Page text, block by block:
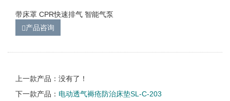
带床罩 CPR快速排气 智能气泵
产品咨询
上一款产品：没有了！
下一款产品： 电动透气褥疮防治床垫SL-C-203